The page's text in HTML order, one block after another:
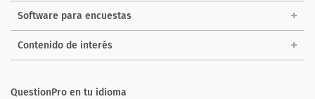
Software para encuestas
Contenido de interés
QuestionPro en tu idioma